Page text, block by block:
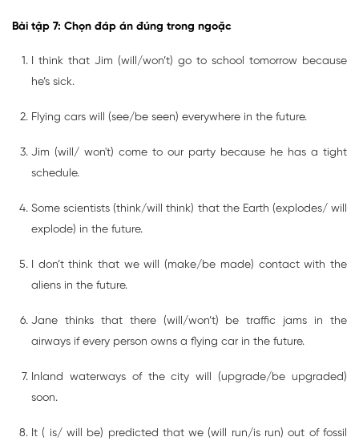
Bài tập 7: Chọn đáp án đúng trong ngoặc
I think that Jim (will/won’t) go to school tomorrow because
he’s sick.
Flying cars will (see/be seen) everywhere in the future.
Jim (will/ won't) come to our party because he has a tight
schedule.
Some scientists (think/will think) that the Earth (explodes/ will
explode) in the future.
I don’t think that we will (make/be made) contact with the
aliens in the future.
Jane thinks that there (will/won’t) be traffic jams in the
airways if every person owns a flying car in the future.
Inland waterways of the city will (upgrade/be upgraded)
soon.
It ( is/ will be) predicted that we (will run/is run) out of fossil